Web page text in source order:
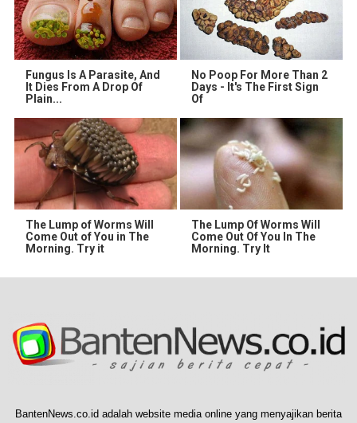
Fungus Is A Parasite, And
It Dies From A Drop Of
Plain...
No Poop For More Than 2
Days - It's The First Sign
Of
The Lump of Worms Will
Come Out of You in The
Morning. Try it
The Lump Of Worms Will
Come Out Of You In The
Morning. Try It
BantenNews.co.id adalah website media online yang menyajikan berita